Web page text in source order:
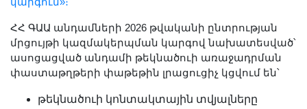
ՀՀ ԳԱԱ անդամների 2026 թվականի ընտրության
մրցույթի կազմակերպման կարգով նախատեսված՝
ասոցացված անդամի թեկնածուի առաջադրման
փաստաթղթերի փաթեթին լրացուցիչ կցվում են՝
թեկնածուի կոնտակտային տվյալները